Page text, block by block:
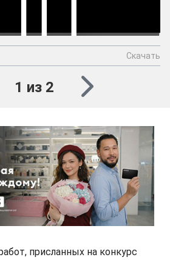
Скачать
1 из 2
присланных на конкурс